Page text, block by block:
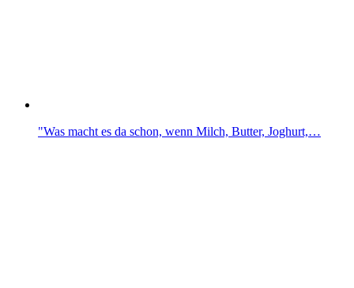
"Was macht es da schon, wenn Milch, Butter, Joghurt,…